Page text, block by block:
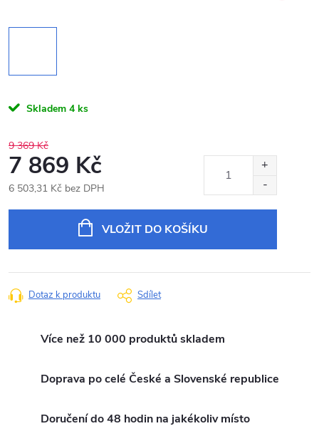
Skladem 4 ks
9 369 Kč
7 869 Kč
6 503,31 Kč bez DPH
VLOŽIT DO KOŠÍKU
Dotaz k produktu Sdílet
Více než 10 000 produktů skladem
Doprava po celé České a Slovenské republice
Doručení do 48 hodin na jakékoliv místo